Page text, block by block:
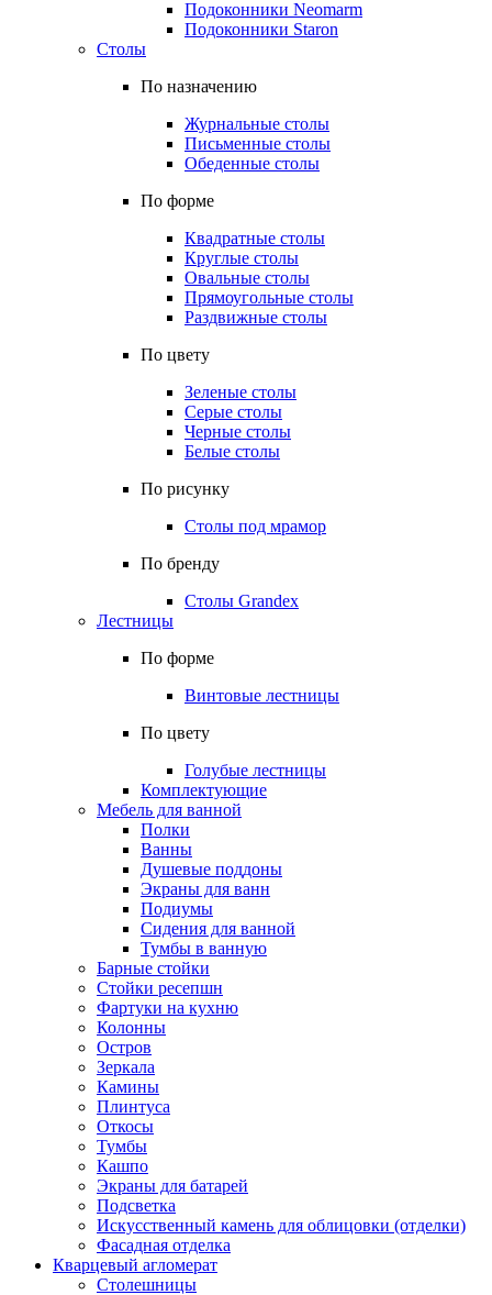
Подоконники Neomarm
Подоконники Staron
Столы
По назначению
Журнальные столы
Письменные столы
Обеденные столы
По форме
Квадратные столы
Круглые столы
Овальные столы
Прямоугольные столы
Раздвижные столы
По цвету
Зеленые столы
Серые столы
Черные столы
Белые столы
По рисунку
Столы под мрамор
По бренду
Столы Grandex
Лестницы
По форме
Винтовые лестницы
По цвету
Голубые лестницы
Комплектующие
Мебель для ванной
Полки
Ванны
Душевые поддоны
Экраны для ванн
Подиумы
Сидения для ванной
Тумбы в ванную
Барные стойки
Стойки ресепшн
Фартуки на кухню
Колонны
Остров
Зеркала
Камины
Плинтуса
Откосы
Тумбы
Кашпо
Экраны для батарей
Подсветка
Искусственный камень для облицовки (отделки)
Фасадная отделка
Кварцевый агломерат
Столешницы